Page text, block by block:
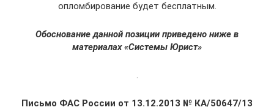
опломбирование будет бесплатным.
Обоснование данной позиции приведено ниже в
материалах «Системы Юрист»
.
Письмо ФАС России от 13.12.2013 № КА/50647/13